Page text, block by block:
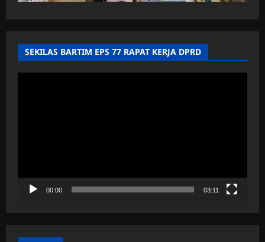
SEKILAS BARTIM EPS 77 RAPAT KERJA DPRD
00:00 03:11